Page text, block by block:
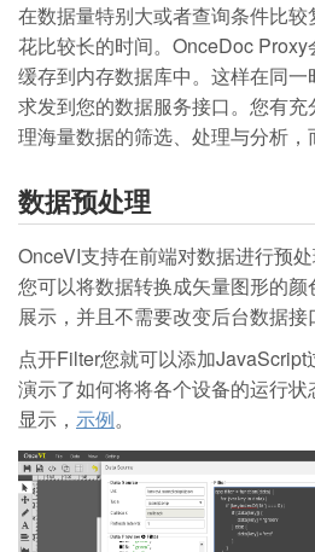
在数据量特别大或者查询条件比
花比较长的时间。OnceDoc Proxy
缓存到内存数据库中。这样在同
求发到您的数据服务接口。您有
理海量数据的筛选、处理与分析，
数据预处理
OnceVI支持在前端对数据进行预
您可以将数据转换成矢量图形的
展示，并且不需要改变后台数据接
点开Filter您就可以添加JavaScript
演示了如何将将各个设备的运行
显示， 示例。